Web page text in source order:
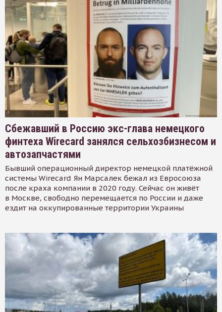
Сбежавший в Россию экс-глава немецкого
финтеха Wirecard занялся сельхозбизнесом и
автозапчастями
Бывший операционный директор немецкой платёжной
системы Wirecard Ян Марсалек бежал из Евросоюза
после краха компании в 2020 году. Сейчас он живёт
в Москве, свободно перемещается по России и даже
ездит на оккупированные территории Украины